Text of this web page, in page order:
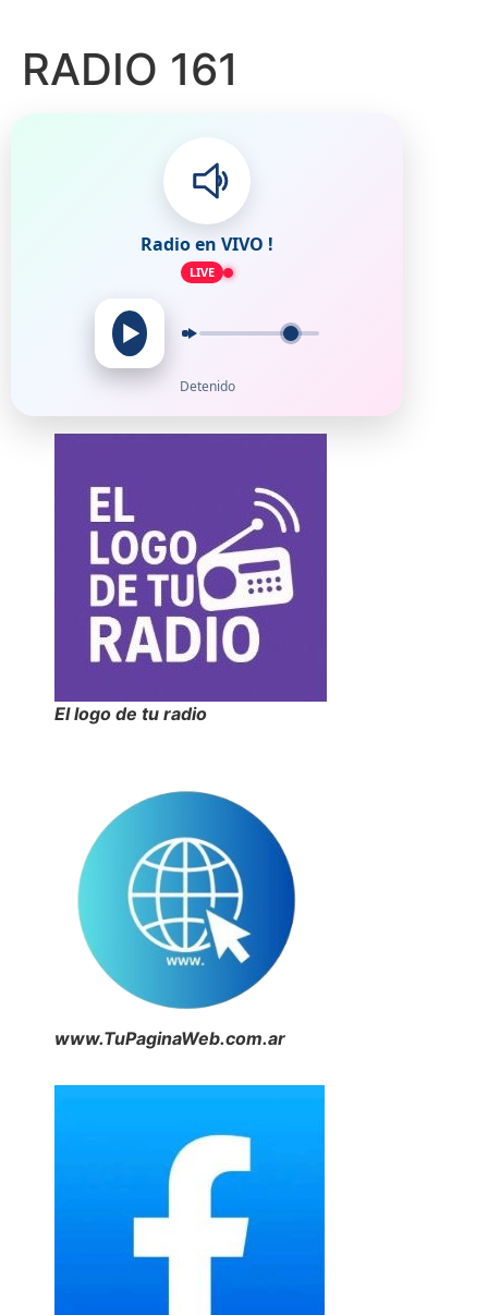
RADIO 161
Radio en VIVO !
LIVE
Detenido
El logo de tu radio
www.TuPaginaWeb.com.ar